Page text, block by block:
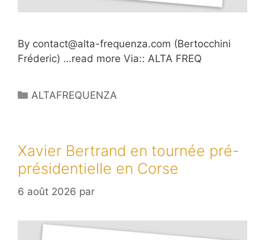
By contact@alta-frequenza.com (Bertocchini
Fréderic) …read more Via:: ALTA FREQ
Catégories
ALTAFREQUENZA
Xavier Bertrand en tournée pré-
présidentielle en Corse
6 août 2026 par